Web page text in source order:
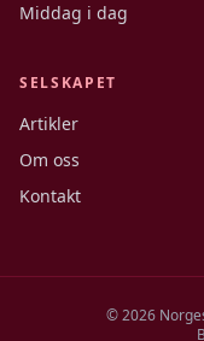
Middag i dag
SELSKAPET
Artikler
Om oss
Kontakt
©2026